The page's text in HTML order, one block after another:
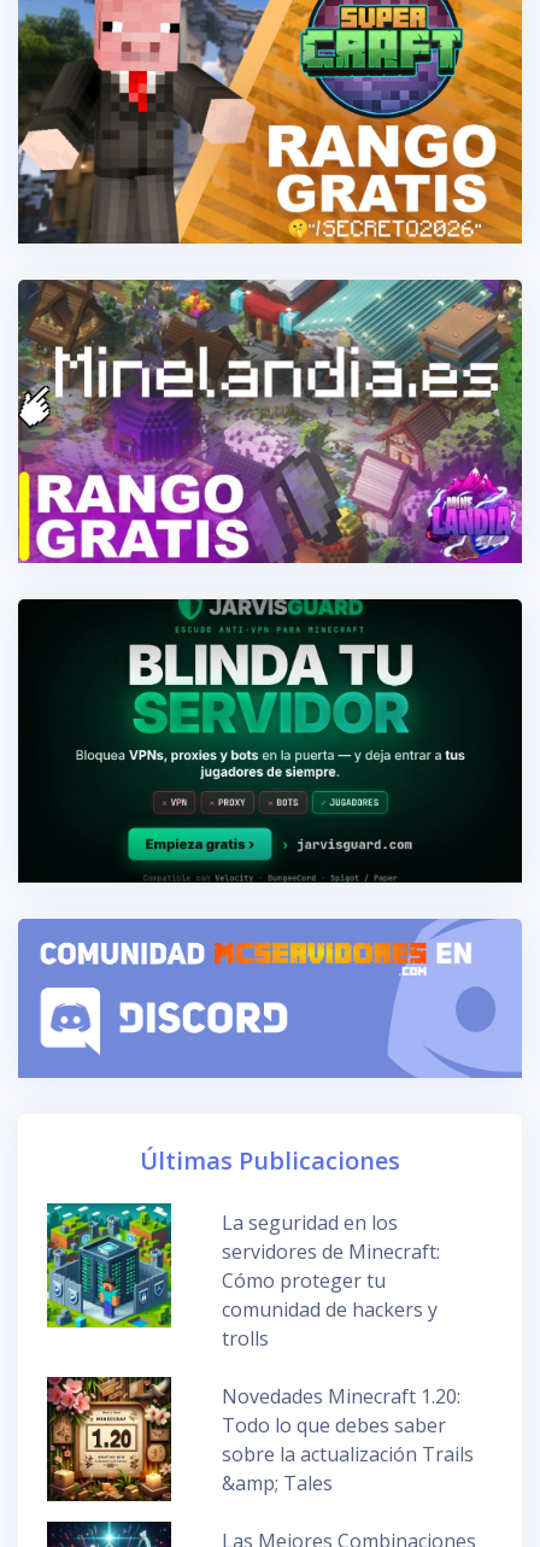
Últimas Publicaciones
La seguridad en los
servidores de Minecraft:
Cómo proteger tu
comunidad de hackers y
trolls
Novedades Minecraft 1.20:
Todo lo que debes saber
sobre la actualización Trails
&amp; Tales
Las Mejores Combinaciones